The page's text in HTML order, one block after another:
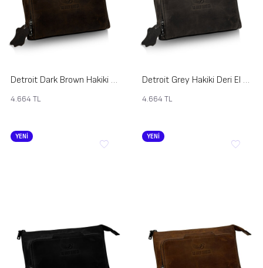
Detroit Dark Brown Hakiki Deri El Çantası
4.664TL
Detroit Grey Hakiki Deri El Çantası
4.664TL
YENİ YENİ